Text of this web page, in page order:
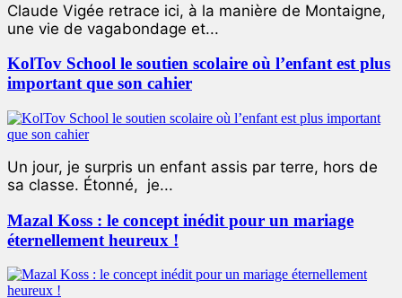
Claude Vigée retrace ici, à la manière de Montaigne,
une vie de vagabondage et...
KolTov School le soutien scolaire où l’enfant est plus
important que son cahier
Un jour, je surpris un enfant assis par terre, hors de
sa classe. Étonné, je...
Mazal Koss : le concept inédit pour un mariage
éternellement heureux !